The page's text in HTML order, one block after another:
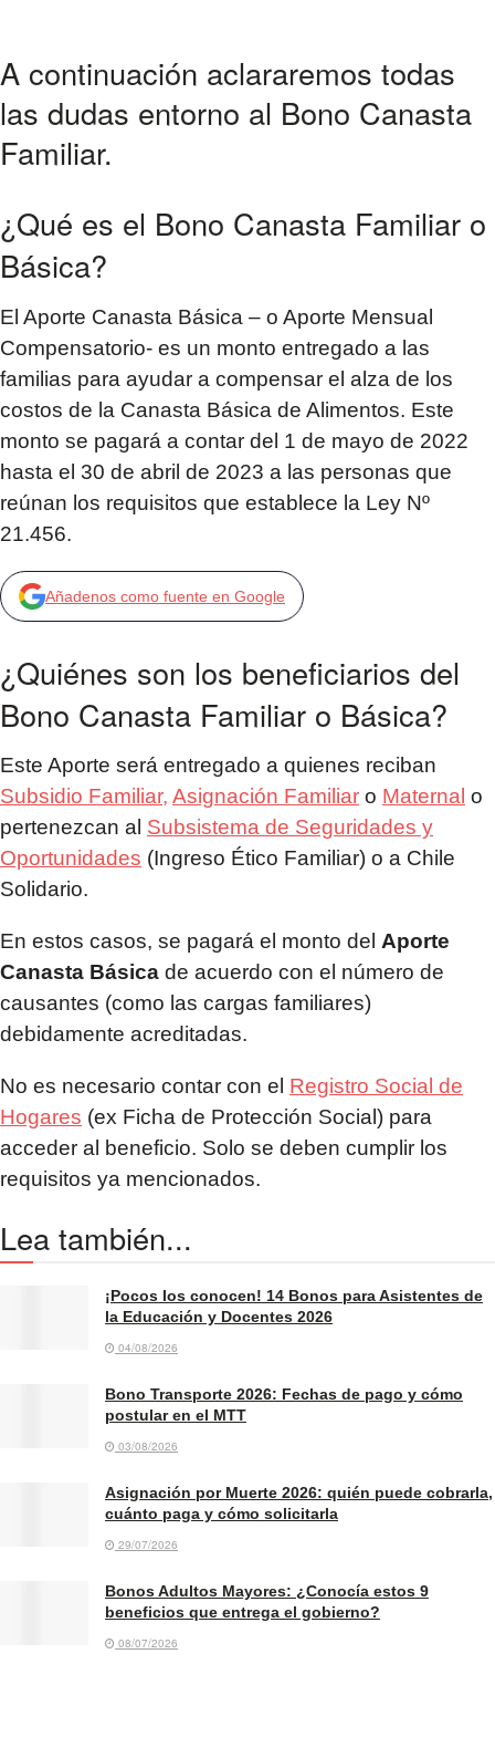
A continuación aclararemos todas
las dudas entorno al Bono Canasta
Familiar.
¿Qué es el Bono Canasta Familiar o
Básica?
El Aporte Canasta Básica – o Aporte Mensual
Compensatorio- es un monto entregado a las
familias para ayudar a compensar el alza de los
costos de la Canasta Básica de Alimentos. Este
monto se pagará a contar del 1 de mayo de 2022
hasta el 30 de abril de 2023 a las personas que
reúnan los requisitos que establece la Ley Nº
21.456.
Añadenos como fuente en Google
¿Quiénes son los beneficiarios del
Bono Canasta Familiar o Básica?
Este Aporte será entregado a quienes reciban
Subsidio Familiar, Asignación Familiar o Maternal o
pertenezcan al Subsistema de Seguridades y
Oportunidades (Ingreso Ético Familiar) o a Chile
Solidario.
En estos casos, se pagará el monto del Aporte
Canasta Básica de acuerdo con el número de
causantes (como las cargas familiares)
debidamente acreditadas.
No es necesario contar con el Registro Social de
Hogares (ex Ficha de Protección Social) para
acceder al beneficio. Solo se deben cumplir los
requisitos ya mencionados.
Lea también...
¡Pocos los conocen! 14 Bonos para Asistentes de
la Educación y Docentes 2026
04/08/2026
Bono Transporte 2026: Fechas de pago y cómo
postular en el MTT
03/08/2026
Asignación por Muerte 2026: quién puede cobrarla,
cuánto paga y cómo solicitarla
29/07/2026
Bonos Adultos Mayores: ¿Conocía estos 9
beneficios que entrega el gobierno?
08/07/2026